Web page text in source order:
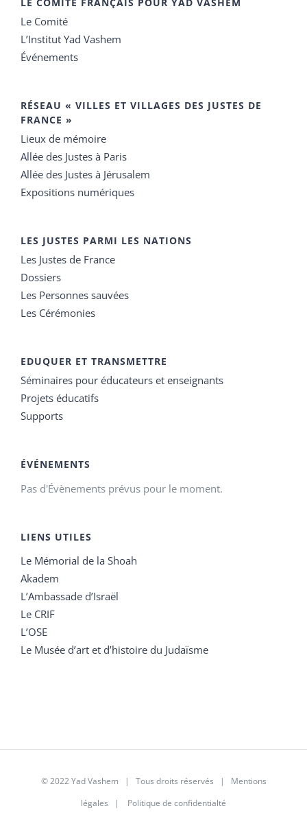
Le Comité
L’Institut Yad Vashem
Événements
RÉSEAU « VILLES ET VILLAGES DES JUSTES DE
FRANCE »
Lieux de mémoire
Allée des Justes à Paris
Allée des Justes à Jérusalem
Expositions numériques
LES JUSTES PARMI LES NATIONS
Les Justes de France
Dossiers
Les Personnes sauvées
Les Cérémonies
EDUQUER ET TRANSMETTRE
Séminaires pour éducateurs et enseignants
Projets éducatifs
Supports
ÉVÉNEMENTS
Pas d'Évènements prévus pour le moment.
LIENS UTILES
Le Mémorial de la Shoah
Akadem
L’Ambassade d’Israël
Le CRIF
L’OSE
Le Musée d’art et d’histoire du Judaïsme
© 2022 Yad Vashem | Tous droits réservés | Mentions
légales | Politique de confidentialté